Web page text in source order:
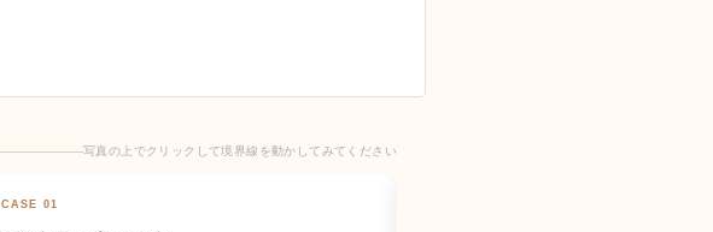
写真の上でクリックして境界線を動かしてみてください
CASE 01